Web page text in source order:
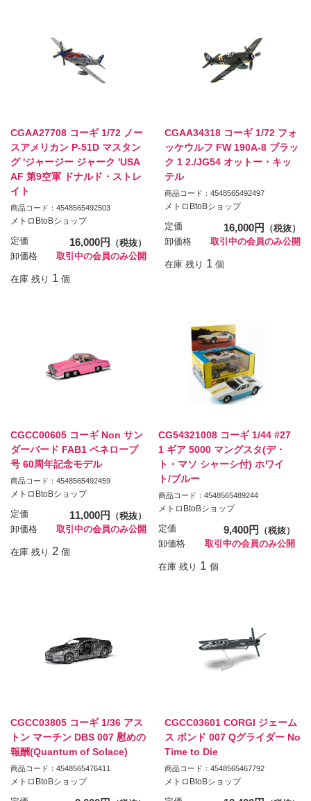
CGAA27708 コーギ 1/72 ノー
スアメリカン P-51D マスタン
グ 'ジャージー ジャーク 'USA
AF 第9空軍 ドナルド・ストレ
イト
商品コード：4548565492503
メトロBtoBショップ
定価 16,000円
（税抜）
卸価格
取引中の会員のみ公開
在庫 残り 1 個
CGAA34318 コーギ 1/72 フォ
ッケウルフ FW 190A-8 ブラッ
ク 1 2./JG54 オットー・キッ
テル
商品コード：4548565492497
メトロBtoBショップ
定価 16,000円
（税抜）
卸価格
取引中の会員のみ公開
在庫 残り 1 個
CGCC00605 コーギ Non サン
ダーバード FAB1 ペネロープ
号 60周年記念モデル
商品コード：4548565492459
メトロBtoBショップ
定価 11,000円
（税抜）
卸価格
取引中の会員のみ公開
在庫 残り 2 個
CG54321008 コーギ 1/44 #27
1 ギア 5000 マングスタ(デ・
ト・マソ シャーシ付) ホワイ
ト/ブルー
商品コード：4548565489244
メトロBtoBショップ
定価 9,400円
（税抜）
卸価格
取引中の会員のみ公開
在庫 残り 1 個
CGCC03805 コーギ 1/36 アス
トン マーチン DBS 007 慰めの
報酬(Quantum of Solace)
商品コード：4548565476411
メトロBtoBショップ
CGCC03601 CORGI ジェーム
ス ボンド 007 Qグライダー No
Time to Die
商品コード：4548565467792
メトロBtoBショップ